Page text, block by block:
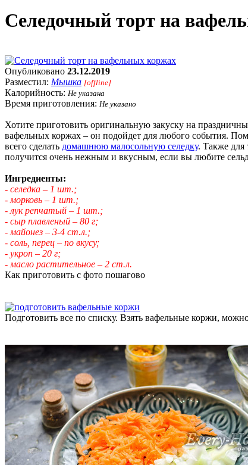
Селедочный торт на
Опубликовано 23.12.2019
Разместил: Мышка [offline]
Калорийность: Не указана
Время приготовления: Не указано
Хотите приготовить оригинальную закуску на
вафельных коржах – он подойдет для любого события.
всего сделать домашнюю малосольную селедку. Также для
получится очень нежным и вкусным, если вы любите
Ингредиенты:
- селедка – 1 шт.;
- морковь – 1 шт.;
- лук репчатый – 1 шт.;
- сыр плавленый – 80 г;
- майонез – 3-4 ст.л.;
- соль, перец – по вкусу;
- укроп – 20 г;
- масло растительное – 2 ст.л.
Как приготовить с фото пошагово
Подготовить все по списку. Взять вафельные коржи,